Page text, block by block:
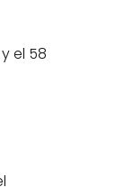
el 58